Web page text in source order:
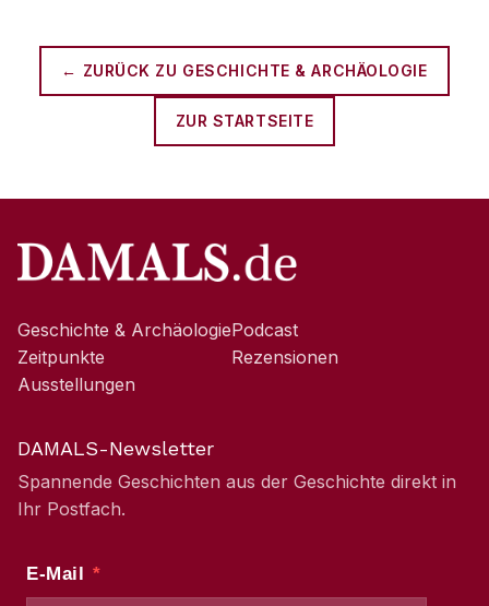
← ZURÜCK ZU GESCHICHTE & ARCHÄOLOGIE
ZUR STARTSEITE
Geschichte & Archäologie
Zeitpunkte
Ausstellungen
Podcast
Rezensionen
DAMALS-Newsletter
Spannende Geschichten aus der Geschichte direkt in
Ihr Postfach.